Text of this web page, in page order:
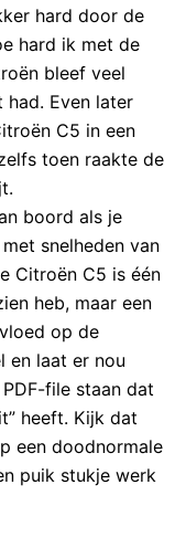
hard door de
hard ik met de
bleef veel
had. Even later
C5 in een
toen raakte de
boord als je
snelheden van
Citroën C5 is één
heb, maar een
op de
en laat er nou
file staan dat
heeft. Kijk dat
een doodnormale
puik stukje werk